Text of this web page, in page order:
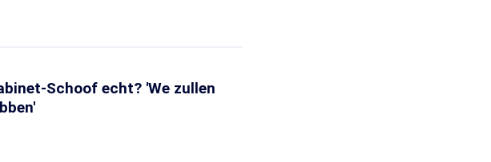
Schoof echt? 'We zullen